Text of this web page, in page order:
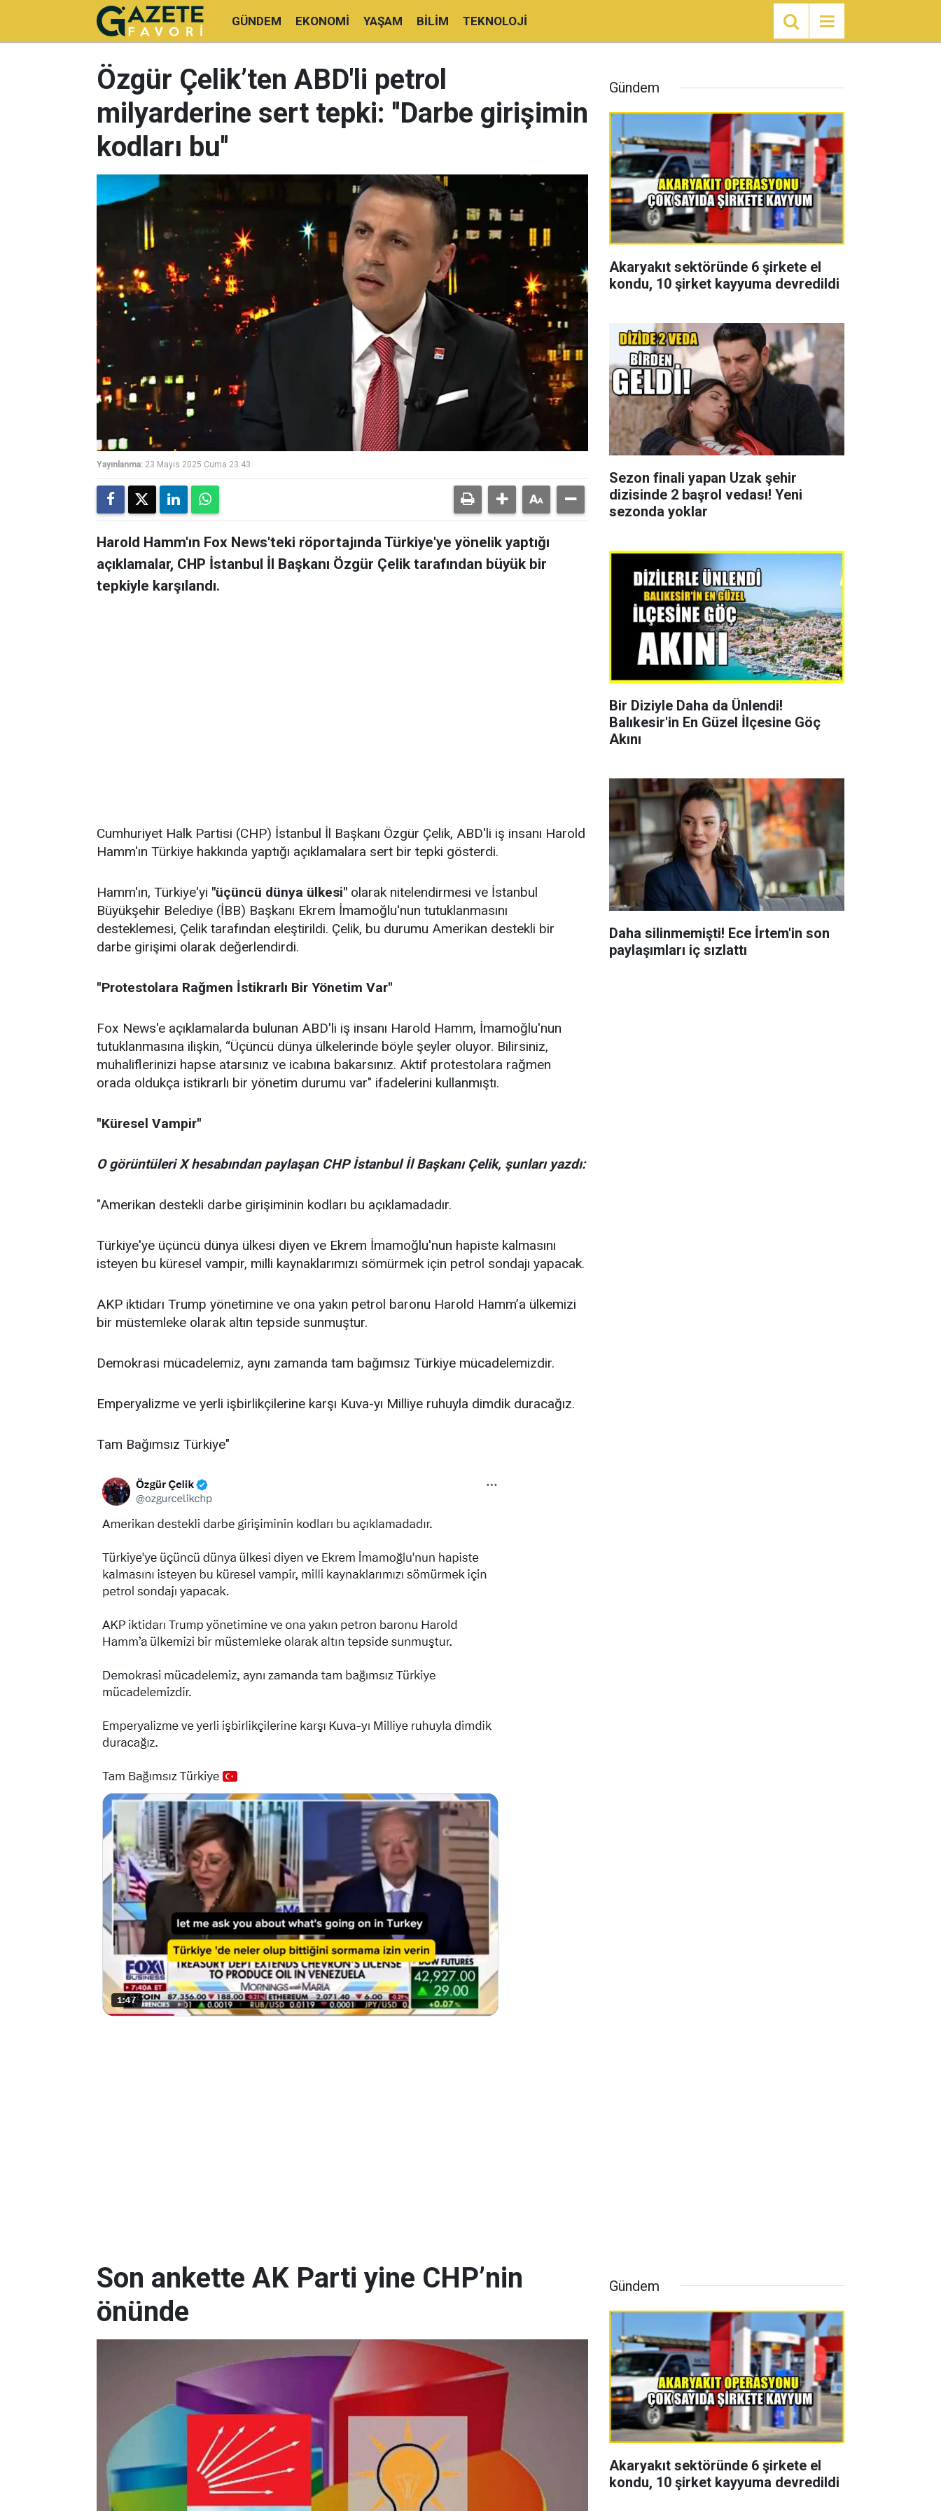
GÜNDEM EKONOMI YAŞAM BILIM TEKNOLOJI
Özgür Çelik’ten ABD'li petrol
milyarderine sert tepki: ''Darbe girişimin
kodları bu''
Yayınlanma: 23 Mayıs 2025 Cuma 23:43
Harold Hamm'ın Fox News'teki röportajında Türkiye'ye yönelik yaptığı
açıklamalar, CHP İstanbul İl Başkanı Özgür Çelik tarafından büyük bir
tepkiyle karşılandı.
Cumhuriyet Halk Partisi (CHP) İstanbul İl Başkanı Özgür Çelik, ABD'li iş insanı Harold
Hamm'ın Türkiye hakkında yaptığı açıklamalara sert bir tepki gösterdi.
Hamm'ın, Türkiye'yi "üçüncü dünya ülkesi" olarak nitelendirmesi ve İstanbul
Büyükşehir Belediye (İBB) Başkanı Ekrem İmamoğlu'nun tutuklanmasını
desteklemesi, Çelik tarafından eleştirildi. Çelik, bu durumu Amerikan destekli bir
darbe girişimi olarak değerlendirdi.
''Protestolara Rağmen İstikrarlı Bir Yönetim Var''
Fox News'e açıklamalarda bulunan ABD'li iş insanı Harold Hamm, İmamoğlu'nun
tutuklanmasına ilişkin, “Üçüncü dünya ülkelerinde böyle şeyler oluyor. Bilirsiniz,
muhaliflerinizi hapse atarsınız ve icabına bakarsınız. Aktif protestolara rağmen
orada oldukça istikrarlı bir yönetim durumu var" ifadelerini kullanmıştı.
''Küresel Vampir''
O görüntüleri X hesabından paylaşan CHP İstanbul İl Başkanı Çelik, şunları yazdı:
"Amerikan destekli darbe girişiminin kodları bu açıklamadadır.
Türkiye'ye üçüncü dünya ülkesi diyen ve Ekrem İmamoğlu'nun hapiste kalmasını
isteyen bu küresel vampir, milli kaynaklarımızı sömürmek için petrol sondajı yapacak.
AKP iktidarı Trump yönetimine ve ona yakın petrol baronu Harold Hamm’a ülkemizi
bir müstemleke olarak altın tepside sunmuştur.
Demokrasi mücadelemiz, aynı zamanda tam bağımsız Türkiye mücadelemizdir.
Emperyalizme ve yerli işbirlikçilerine karşı Kuva-yı Milliye ruhuyla dimdik duracağız.
Tam Bağımsız Türkiye"
Gündem
Akaryakıt sektöründe 6 şirkete el
kondu, 10 şirket kayyuma devredildi
Sezon finali yapan Uzak şehir
dizisinde 2 başrol vedası! Yeni
sezonda yoklar
Bir Diziyle Daha da Ünlendi!
Balıkesir'in En Güzel İlçesine Göç
Akını
Daha silinmemişti! Ece İrtem'in son
paylaşımları iç sızlattı
Son ankette AK Parti yine CHP’nin
önünde
Gündem
Akaryakıt sektöründe 6 şirkete el
kondu, 10 şirket kayyuma devredildi